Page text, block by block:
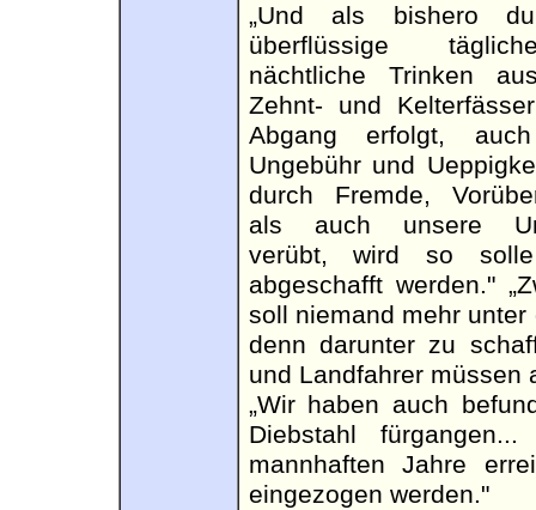
„Und als bishero
überflüssige
nächtliche Trinken
Zehnt- und
Abgang erfolgt,
Ungebühr und
durch Fremde,
als auch unsere
verübt, wird so
abgeschafft werden."
soll niemand mehr
denn darunter zu
und Landfahrer müssen
„Wir haben auch
Diebstahl
mannhaften Jahre
eingezogen werden."